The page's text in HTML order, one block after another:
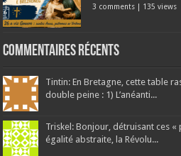
3 comments 135 views
Commentaires récents
Tintin: En Bretagne, cette table
double peine : 1) L’anéanti...
Triskel: Bonjour, détruisant ces «
égalité abstraite, la Révolu...